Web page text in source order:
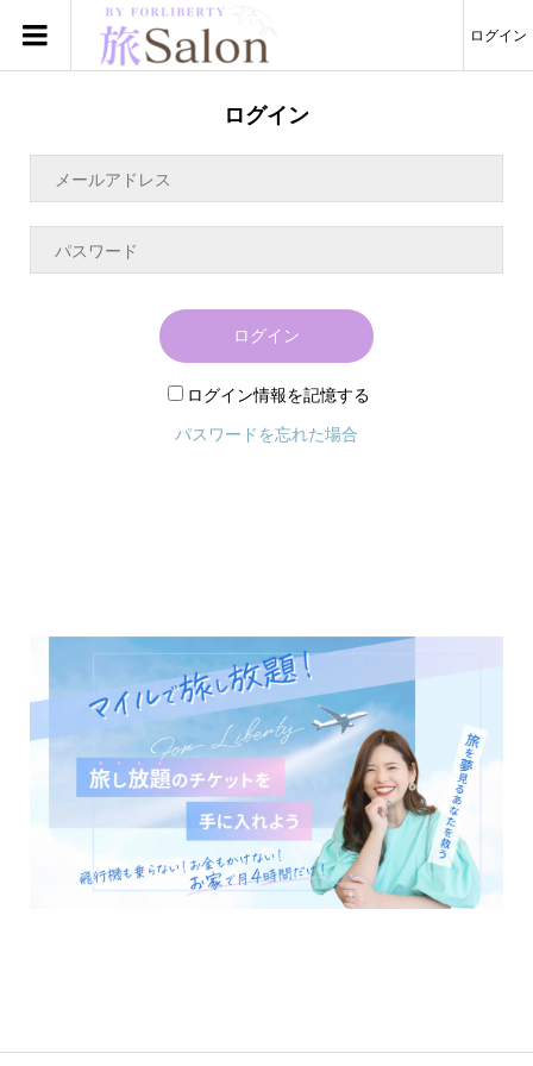
ログイン
ログイン
ログイン
ログイン情報を記憶する
パスワードを忘れた場合